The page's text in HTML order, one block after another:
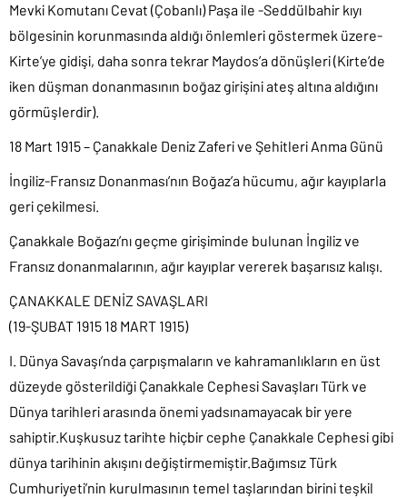
Mevki Komutanı Cevat (Çobanlı) Paşa ile -Seddülbahir kıyı
bölgesinin korunmasında aldığı önlemleri göstermek üzere-
Kirte’ye gidişi, daha sonra tekrar Maydos’a dönüşleri (Kirte’de
iken düşman donanmasının boğaz girişini ateş altına aldığını
görmüşlerdir).
18 Mart 1915 – Çanakkale Deniz Zaferi ve Şehitleri Anma Günü
İngiliz-Fransız Donanması’nın Boğaz’a hücumu, ağır kayıplarla
geri çekilmesi.
Çanakkale Boğazı’nı geçme girişiminde bulunan İngiliz ve
Fransız donanmalarının, ağır kayıplar vererek başarısız kalışı.
ÇANAKKALE DENİZ SAVAŞLARI
(19-ŞUBAT 1915 18 MART 1915)
I. Dünya Savaşı’nda çarpışmaların ve kahramanlıkların en üst
düzeyde gösterildiği Çanakkale Cephesi Savaşları Türk ve
Dünya tarihleri arasında önemi yadsınamayacak bir yere
sahiptir.Kuşkusuz tarihte hiçbir cephe Çanakkale Cephesi gibi
dünya tarihinin akışını değiştirmemiştir.Bağımsız Türk
Cumhuriyeti’nin kurulmasının temel taşlarından birini teşkil